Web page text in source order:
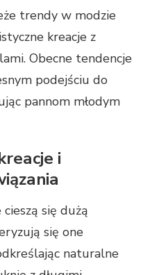
trendy w modzie
kreacje z
Obecne tendencje
podejściu do
pannom młodym
i
się dużą
się one
naturalne